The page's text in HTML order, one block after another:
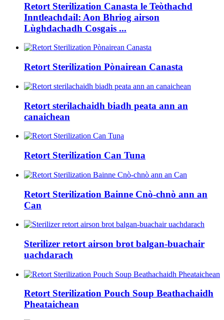
Retort Sterilization Canasta le Teòthachd
Inntleachdail: Aon Bhriog airson
Lùghdachadh Cosgais ...
Retort Sterilization Pònairean Canasta
Retort sterilachaidh biadh peata ann an
canaichean
Retort Sterilization Can Tuna
Retort Sterilization Bainne Cnò-chnò ann an
Can
Sterilizer retort airson brot balgan-buachair
uachdarach
Retort Sterilization Pouch Soup Beathachaidh
Pheataichean